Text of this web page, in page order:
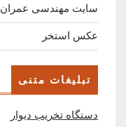
سایت مهندسی عمران
عکس استخر
تبلیغات متنی
دستگاه تخریب دیوار